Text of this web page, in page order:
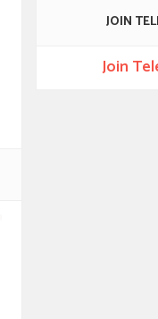
JOIN
Join